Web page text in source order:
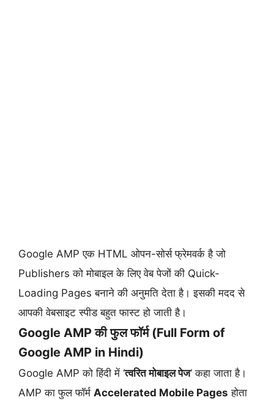
Google AMP एक HTML ओपन-सोर्स फ्रेमवर्क है जो
Publishers को मोबाइल के लिए वेब पेजों की Quick-
Loading Pages बनाने की अनुमति देता है। इसकी मदद से
आपकी वेबसाइट स्पीड बहुत फास्ट हो जाती है।
Google AMP की फुल फॉर्म (Full Form of
Google AMP in Hindi)
Google AMP को हिंदी में ‘त्वरित मोबाइल पेज‘ कहा जाता है।
AMP का फुल फॉर्म Accelerated Mobile Pages होता